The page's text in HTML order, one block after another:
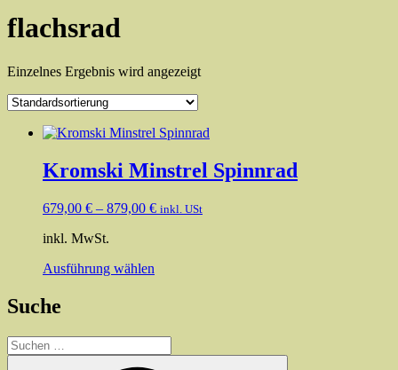
flachsrad
Einzelnes Ergebnis wird angezeigt
Kromski Minstrel Spinnrad
679,00 € – 879,00 € inkl. USt
inkl. MwSt.
Ausführung wählen
Suche
Suchen
nach: